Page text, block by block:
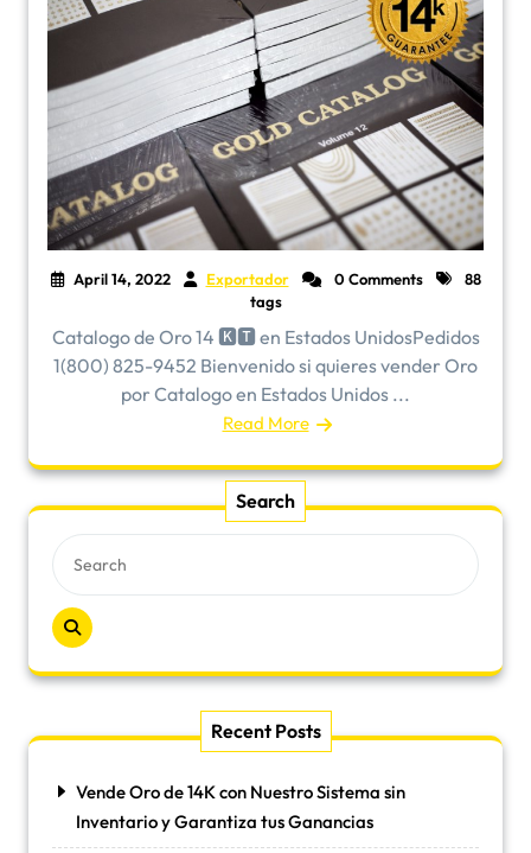
April 14, 2022 Exportador 0 Comments
88
tags
Catalogo de Oro 14 🅺🆃 en Estados UnidosPedidos
1(800) 825-9452 Bienvenido si quieres vender Oro
por Catalogo en Estados Unidos ...
Read More
Search
Recent Posts
Vende Oro de 14K con Nuestro Sistema sin
Inventario y Garantiza tus Ganancias